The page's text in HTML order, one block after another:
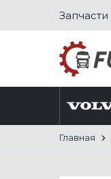
Запчасти
Главная